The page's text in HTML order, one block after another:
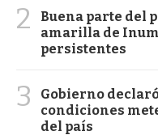
2
Buena parte del
amarilla de
persistentes
3
Gobierno
condiciones
del país